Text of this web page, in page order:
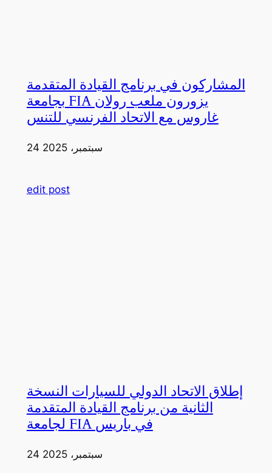
المشاركون في برنامج القيادة المتقدمة
بجامعة FIA يزورون ملعب رولان
غاروس مع الاتحاد الفرنسي للتنس
24 سبتمبر، 2025
edit post
إطلاق الاتحاد الدولي للسيارات النسخة
الثانية من برنامج القيادة المتقدمة
لجامعة FIA في باريس
24 سبتمبر، 2025